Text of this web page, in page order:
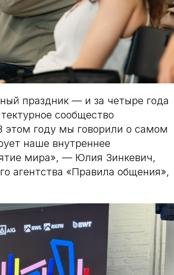
праздник — и за четыре года
сообщество
этом году мы говорили о самом
наше внутреннее
мира», — Юлия Зинкевич,
агентства «Правила общения»,